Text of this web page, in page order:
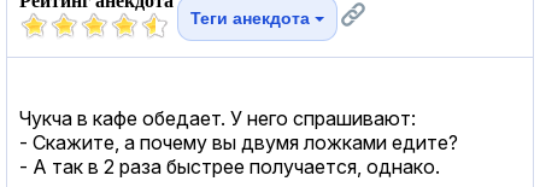
Теги анекдота
Чукча в кафе обедает. У него спрашивают:
- Скажите, а почему вы двумя ложками едите?
- А так в 2 раза быстрее получается, однако.